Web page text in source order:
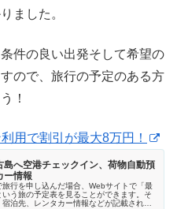
ました。
件の良い出発そして希望の
ので、旅行の予定のある方
！
用で割引が最大8万円！
島へ空港チェックイン、荷物自動預
ー情報
旅行を申し込んだ場合、Webサイトで「最
う旅の予定表を見ることができます。そ
宿泊先、レンタカー情報などが記載されて